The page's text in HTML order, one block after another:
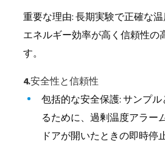
重要な理由: 長期実験で正確な温
エネルギー効率が高く信頼性の
す。
4.安全性と信頼性
包括的な安全保護: サンプ
るために、過剰温度アラー
ドアが開いたときの即時停